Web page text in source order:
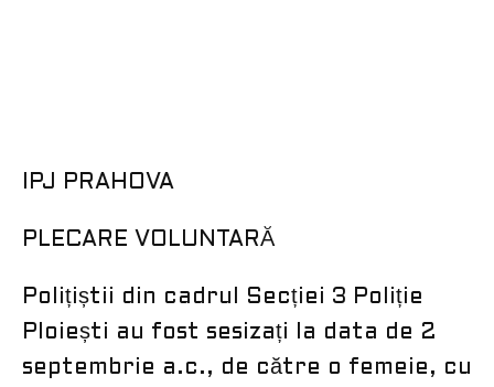
IPJ PRAHOVA
PLECARE VOLUNTARĂ
Polițiștii din cadrul Secției 3 Poliție
Ploiești au fost sesizați la data de 2
septembrie a.c., de către o femeie, cu